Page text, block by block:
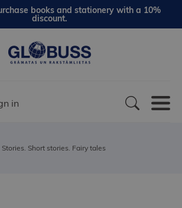
books and stationery with a 10%
discount.
in
Stories. Short stories. Fairy tales